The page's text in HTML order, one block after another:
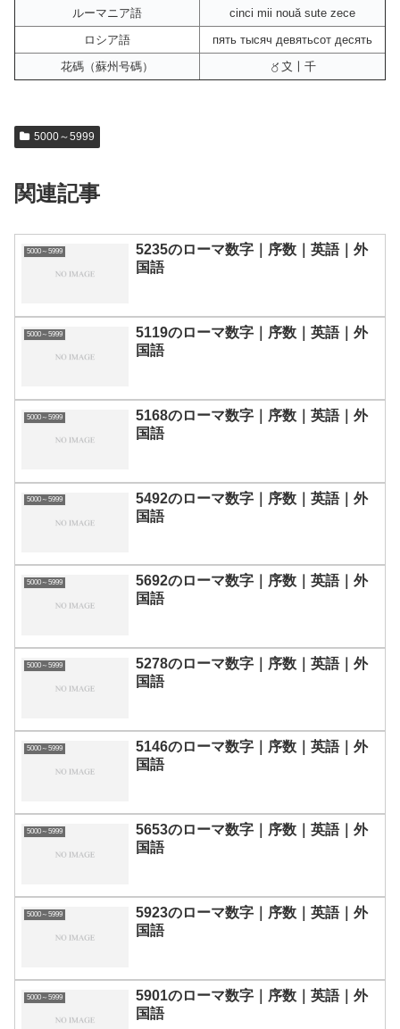
ルーマニア語
cinci mii nouă sute zece
ロシア語
пять тысяч девятьсот десять
花碼（蘇州号碼）
〥〩〡千
5000～5999
関連記事
5000～5999
5235のローマ数字｜序数｜英語｜外
国語
5000～5999
5119のローマ数字｜序数｜英語｜外
国語
5000～5999
5168のローマ数字｜序数｜英語｜外
国語
5000～5999
5492のローマ数字｜序数｜英語｜外
国語
5000～5999
5692のローマ数字｜序数｜英語｜外
国語
5000～5999
5278のローマ数字｜序数｜英語｜外
国語
5000～5999
5146のローマ数字｜序数｜英語｜外
国語
5000～5999
5653のローマ数字｜序数｜英語｜外
国語
5000～5999
5923のローマ数字｜序数｜英語｜外
国語
5000～5999
5901のローマ数字｜序数｜英語｜外
国語